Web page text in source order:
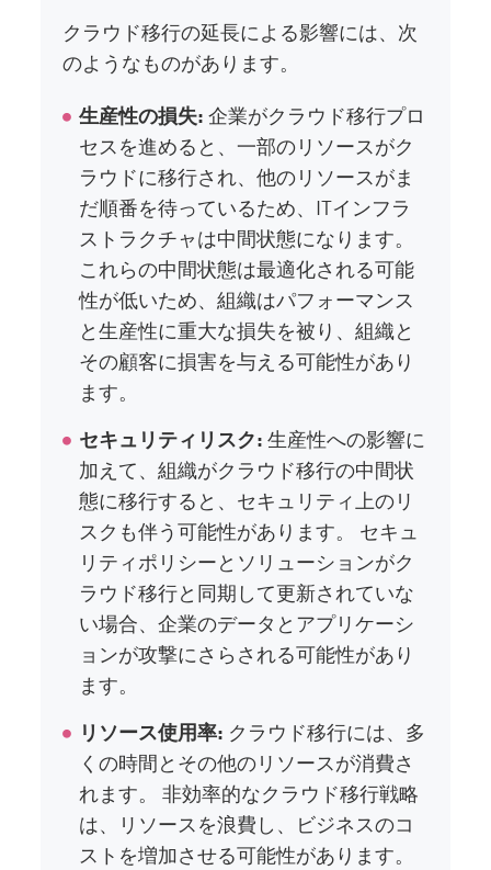
クラウド移行の延長による影響には、次
のようなものがあります。
生産性の損失:企業がクラウド移行プロ
セスを進めると、一部のリソースがク
ラウドに移行され、他のリソースがま
だ順番を待っているため、ITインフラ
ストラクチャは中間状態になります。
これらの中間状態は最適化される可能
性が低いため、組織はパフォーマンス
と生産性に重大な損失を被り、組織と
その顧客に損害を与える可能性があり
ます。
セキュリティリスク:生産性への影響に
加えて、組織がクラウド移行の中間状
態に移行すると、セキュリティ上のリ
スクも伴う可能性があります。 セキュ
リティポリシーとソリューションがク
ラウド移行と同期して更新されていな
い場合、企業のデータとアプリケーシ
ョンが攻撃にさらされる可能性があり
ます。
リソース使用率: クラウド移行には、多
くの時間とその他のリソースが消費さ
れます。 非効率的なクラウド移行戦略
は、リソースを浪費し、ビジネスのコ
ストを増加させる可能性があります。